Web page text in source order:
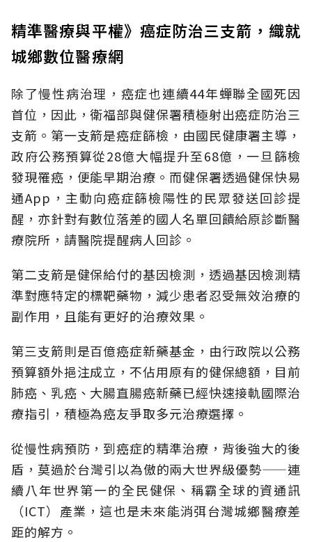
精準醫療與平權》癌症防治三支箭，織就
城鄉數位醫療網
除了慢性病治理，癌症也連續44年蟬聯全國死因
首位，因此，衛福部與健保署積極射出癌症防治三
支箭。第一支箭是癌症篩檢，由國民健康署主導，
政府公務預算從28億大幅提升至68億，一旦篩檢
發現罹癌，便能早期治療。而健保署透過健保快易
通App，主動向癌症篩檢陽性的民眾發送回診提
醒，亦針對有數位落差的國人名單回饋給原診斷醫
療院所，請醫院提醒病人回診。
第二支箭是健保給付的基因檢測，透過基因檢測精
準對應特定的標靶藥物，減少患者忍受無效治療的
副作用，且能有更好的治療效果。
第三支箭則是百億癌症新藥基金，由行政院以公務
預算額外挹注成立，不佔用原有的健保總額，目前
肺癌、乳癌、大腸直腸癌新藥已經快速接軌國際治
療指引，積極為癌友爭取多元治療選擇。
從慢性病預防，到癌症的精準治療，背後強大的後
盾，莫過於台灣引以為傲的兩大世界級優勢——連
續八年世界第一的全民健保、稱霸全球的資通訊
（ICT）產業，這也是未來能消弭台灣城鄉醫療差
距的解方。